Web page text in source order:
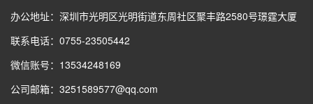
办公地址：深圳市光明区光明街道东周社区聚丰路2580号璟霆大厦
联系电话：0755-23505442
微信账号：13534248169
公司邮箱：3251589577@qq.com